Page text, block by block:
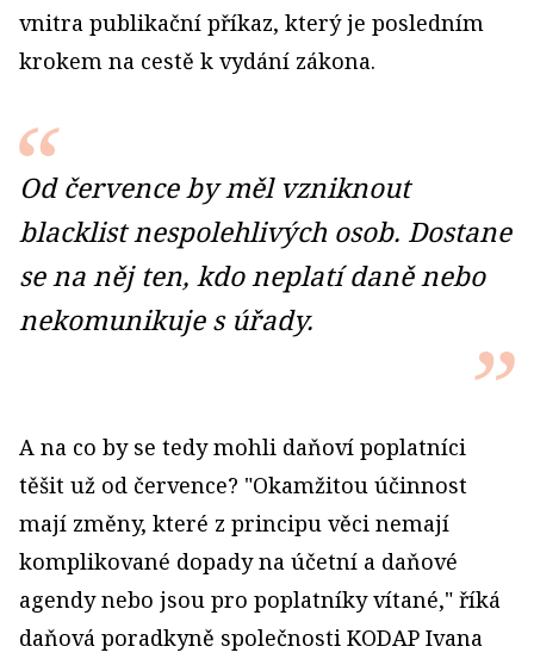
vnitra publikační příkaz, který je posledním
krokem na cestě k vydání zákona.
Od července by měl vzniknout
blacklist nespolehlivých osob. Dostane
se na něj ten, kdo neplatí daně nebo
nekomunikuje s úřady.
A na co by se tedy mohli daňoví poplatníci
těšit už od července? "Okamžitou účinnost
mají změny, které z principu věci nemají
komplikované dopady na účetní a daňové
agendy nebo jsou pro poplatníky vítané," říká
daňová poradkyně společnosti KODAP Ivana